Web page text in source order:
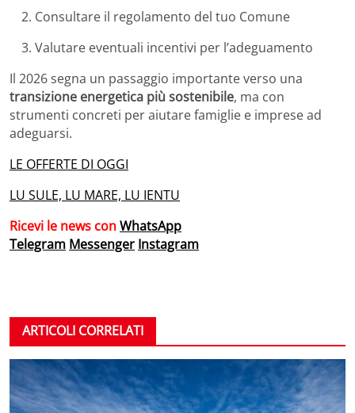
Consultare il regolamento del tuo Comune
Valutare eventuali incentivi per l’adeguamento
Il 2026 segna un passaggio importante verso una
transizione energetica più sostenibile, ma con
strumenti concreti per aiutare famiglie e imprese ad
adeguarsi.
LE OFFERTE DI OGGI
LU SULE, LU MARE, LU IENTU
Ricevi le news conWhatsApp
Telegram Messenger Instagram
ARTICOLI CORRELATI